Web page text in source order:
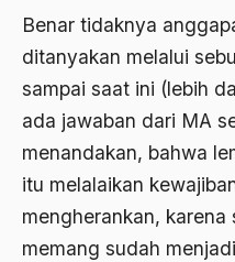
Benar tidaknya
ditanyakan melalui
sampai saat ini (lebih
ada jawaban dari MA
menandakan, bahwa
itu melalaikan
mengherankan,
memang sudah
Agama Hukum
Agama Inovasi
Agama Islam
agama populer
Agama Terang
Agamawan